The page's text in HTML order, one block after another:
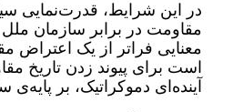
در این شرایط، قدرت‌نمایی
مقاومت در برابر سازمان ملل
معنایی فراتر از یک اعتراض
است برای پیوند زدن تاریخ
آینده‌ای دموکراتیک، بر پایه‌ی